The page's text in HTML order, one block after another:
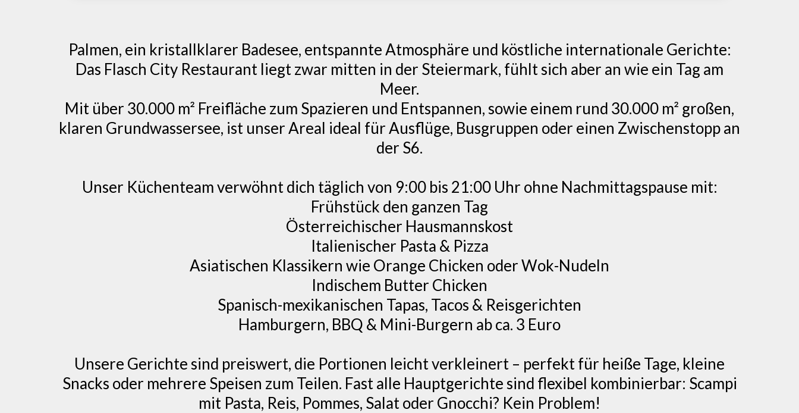
Palmen, ein kristallklarer Badesee, entspannte Atmosphäre und köstliche internationale Gerichte:
Das Flasch City Restaurant liegt zwar mitten in der Steiermark, fühlt sich aber an wie ein Tag am
Meer.
Mit über 30.000 m² Freifläche zum Spazieren und Entspannen, sowie einem rund 30.000 m² großen,
klaren Grundwassersee, ist unser Areal ideal für Ausflüge, Busgruppen oder einen Zwischenstopp an
der S6.
Unser Küchenteam verwöhnt dich täglich von 9:00 bis 21:00 Uhr ohne Nachmittagspause mit:
Frühstück den ganzen Tag
Österreichischer Hausmannskost
Italienischer Pasta & Pizza
Asiatischen Klassikern wie Orange Chicken oder Wok-Nudeln
Indischem Butter Chicken
Spanisch-mexikanischen Tapas, Tacos & Reisgerichten
Hamburgern, BBQ & Mini-Burgern ab ca. 3 Euro
Unsere Gerichte sind preiswert, die Portionen leicht verkleinert – perfekt für heiße Tage, kleine
Snacks oder mehrere Speisen zum Teilen. Fast alle Hauptgerichte sind flexibel kombinierbar: Scampi
mit Pasta, Reis, Pommes, Salat oder Gnocchi? Kein Problem!